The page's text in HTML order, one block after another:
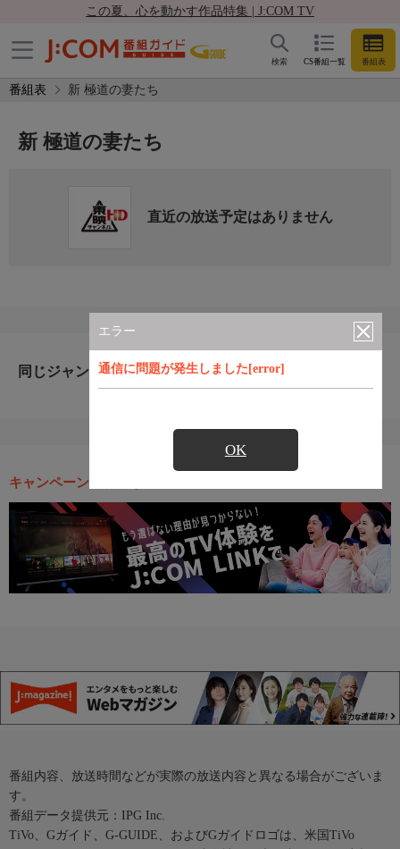
この夏、心を動かす作品特集 | J:COM TV
CS番組一覧 番組表
検索
番組表 新 極道の妻たち
エラー
通信に問題が発生しました[error]
OK
新 極道の妻たち
直近の放送予定はありません
同じジャンルのおすすめ番組
キャンペーン・お得な情報
番組内容、放送時間などが実際の放送内容と異なる場合がございま
す。
番組データ提供元：IPG Inc.
TiVo、Gガイド、G-GUIDE、およびGガイドロゴは、米国TiVo